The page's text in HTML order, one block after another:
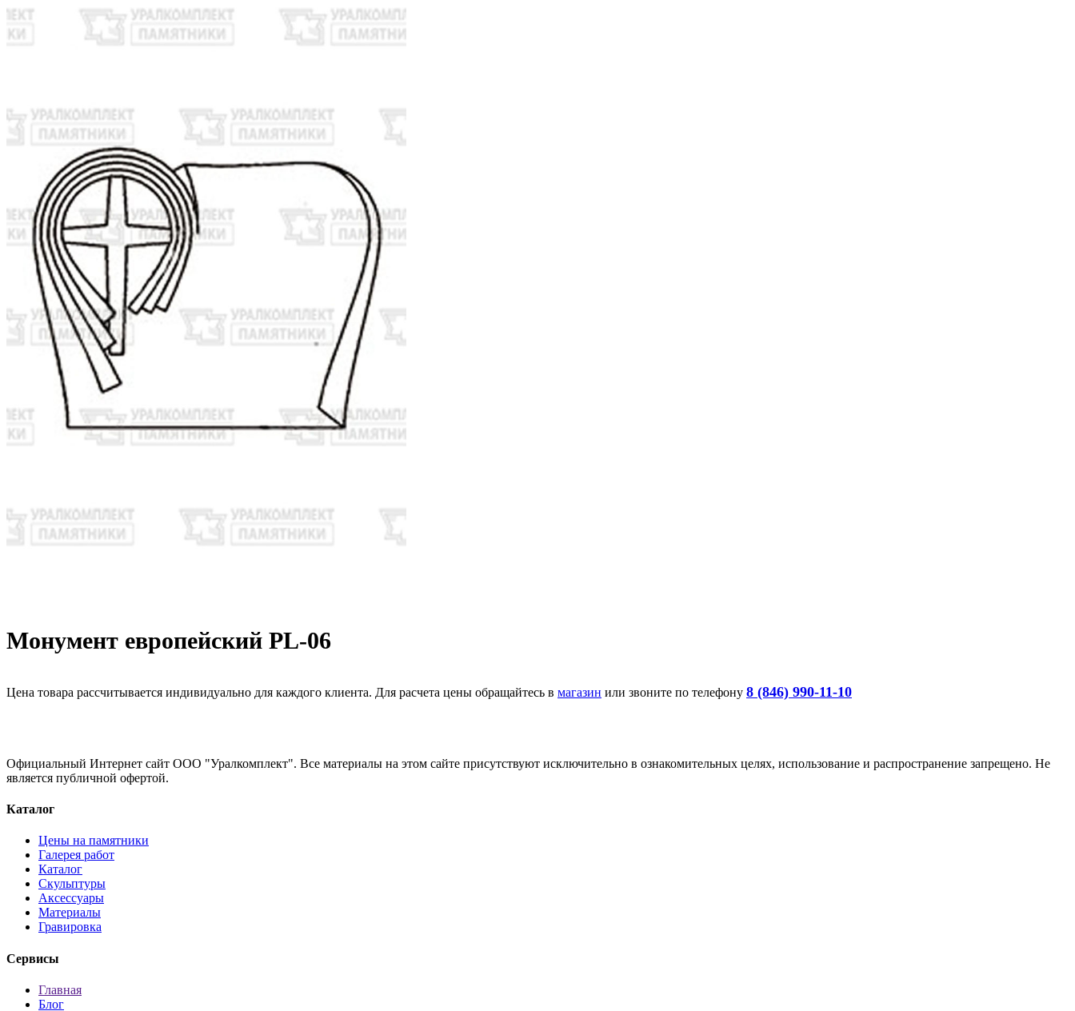
Монумент европейский PL-06
Цена товара рассчитывается индивидуально для каждого клиента. Для расчета цены обращайтесь в магазин или звоните по телефону 8 (846) 990-11-10
Официальный Интернет сайт ООО "Уралкомплект". Все материалы на этом сайте присутствуют исключительно в ознакомительных целях, использование и распространение запрещено. Не
является публичной офертой.
Каталог
Цены на памятники
Галерея работ
Каталог
Скульптуры
Аксессуары
Материалы
Гравировка
Сервисы
Главная
Блог